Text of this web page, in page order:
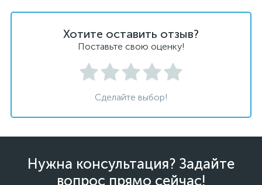
Хотите оставить отзыв?
Поставьте свою оценку!
Сделайте выбор!
Нужна консультация? Задайте
вопрос прямо сейчас!